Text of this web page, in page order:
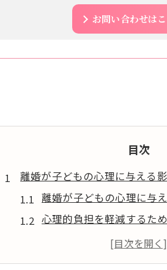
お問い合わせは
目次
離婚が子どもの心理に与える
離婚が子どもの心理に与
心理的負担を軽減するた
子どもの不安を和らげる
専門家による心理サポー